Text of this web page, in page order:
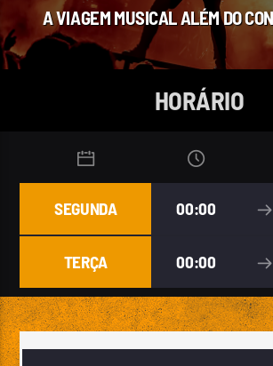
FAIXA ATUAL
UNRULY CHILD
Emissão da All Stars Radio
A VIAGEM MUSICAL ALÉM DO
HORÁRIO
SEGUNDA 00:00
TERÇA 00:00